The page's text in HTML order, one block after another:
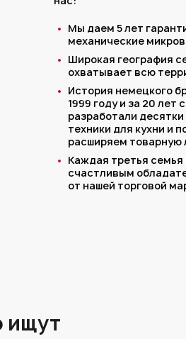
Мы даем 5 лет
механические
Широкая география
охватывает всю
История немецкого
1999 году и за 20
разработали
техники для кухни и
расширяем товарную
Каждая третья
счастливым
от нашей торговой
ищут